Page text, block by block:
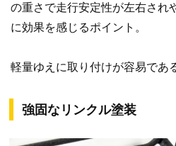
の重さで走行安定性が左右され
に効果を感じるポイント。
軽量ゆえに取り付けが容易であ
強固なリンクル塗装